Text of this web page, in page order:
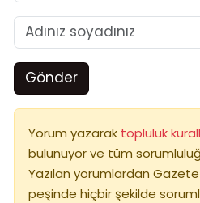
Gönder
Yorum yazarak topluluk
bulunuyor ve tüm
Yazılan yorumlardan
peşinde hiçbir şekilde